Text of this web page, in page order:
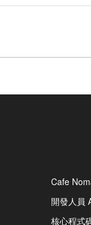
Cafe
開發人員
核心程式